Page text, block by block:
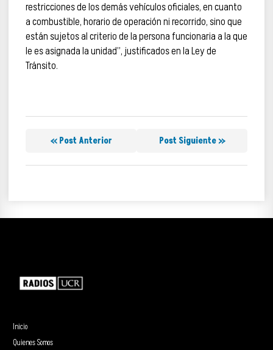
restricciones de los demás vehículos oficiales, en cuanto
a combustible, horario de operación ni recorrido, sino que
están sujetos al criterio de la persona funcionaria a la que
le es asignada la unidad”, justificados en la Ley de
Tránsito.
« Post Anterior Post Siguiente »
Inicio
Quienes Somos